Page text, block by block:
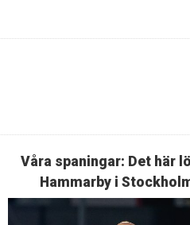
Våra spaningar: Det här
Hammarby i